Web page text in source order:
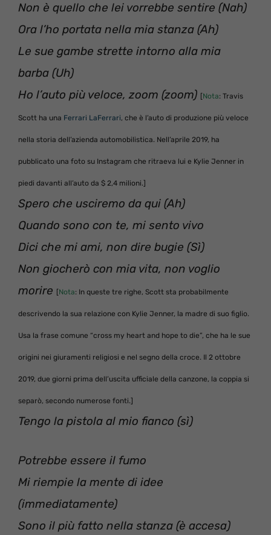
Non è quello che lei vorrebbe sentire (Nah)
Ora l’ho portata nella mia stanza (Ah)
Le sue gambe strette intorno alla mia
barba (Uh)
Ho l’auto più veloce, zoom (zoom) [Nota: Travis
Scott ha una Ferrari LaFerrari, che è l’auto di produzione più veloce
nella storia dell’azienda automobilistica. Nell’aprile 2019, ha
pubblicato una foto su Instagram che ritraeva lui e Kylie Jenner in
piedi davanti all’auto da $ 2,4 milioni.]
Spero che usciremo da qui (Ah)
Quando sono con te, mi sento vivo
Dici che mi ami, non dire bugie (Sì)
Non giocherò con mia vita, non voglio
morire [Nota: In queste tre righe, Scott sta probabilmente
descrivendo la sua relazione con Kylie Jenner, la madre di suo figlio.
Usa la frase comune “cross my heart and hope to die”, che ha le sue
origini nei giuramenti religiosi e nel segno della croce. Il 2 ottobre
2019, due giorni prima dell’uscita ufficiale della canzone, la coppia si
separò, secondo numerose fonti.]
Tengo la pistola al mio fianco (sì)
Potrebbe essere il fumo
Mi riempie la mente di idee
(immediatamente)
Sono il più fatto nella stanza (è accesa)